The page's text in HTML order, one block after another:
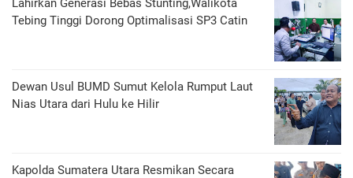
Lahirkan Generasi Bebas Stunting,Walikota
Tebing Tinggi Dorong Optimalisasi SP3 Catin
Dewan Usul BUMD Sumut Kelola Rumput Laut
Nias Utara dari Hulu ke Hilir
Kapolda Sumatera Utara Resmikan Secara